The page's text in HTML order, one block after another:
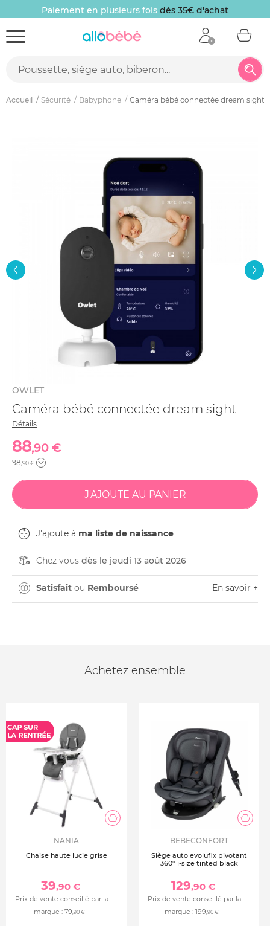
Paiement en plusieurs fois dès 35€ d'achat
Accueil Sécurité Babyphone Caméra bébé connectée dream sight
OWLET
Caméra bébé connectée dream sight
Détails
88,90 €
98 ,90 €
J'ajoute à ma liste de naissance
Chez vous dès le jeudi 13 août 2026
Satisfait ou Remboursé En savoir +
Achetez ensemble
NANIA
Chaise haute lucie grise
39,90 €
Prix de vente conseillé par la
marque : 79,90 €
BEBECONFORT
Siège auto evolufix pivotant
360° i-size tinted black
129,90 €
Prix de vente conseillé par la
marque : 199,90 €